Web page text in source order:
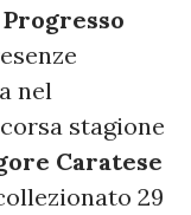
Progresso
nel
stagione
Caratese
29